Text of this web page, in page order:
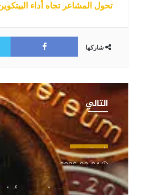
تحول المشاعر تجاه أداء
شاركها
التالي
هبوط
من
25%
في
أسبوع:
محللون
يرجّحون
اختبار
أخبار الايثيريوم
2026-02-04
يرجّحون اختبار مستوى 2000 دولار قبل التعافي